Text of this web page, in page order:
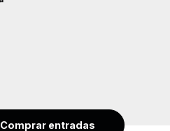
Comprar entradas